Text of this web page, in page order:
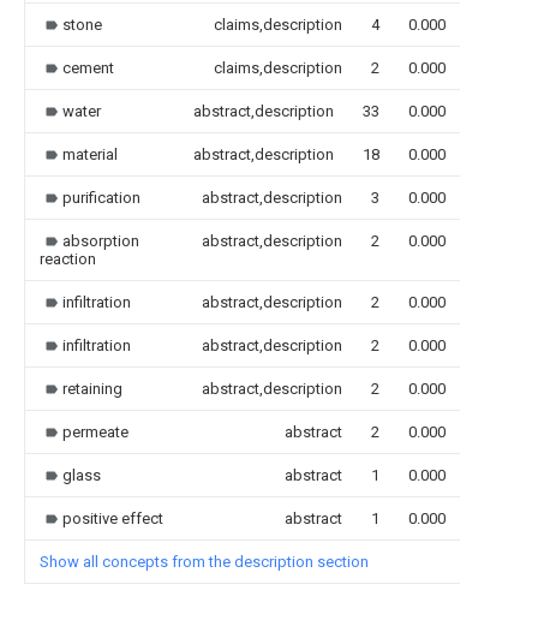
stone claims,description 4 0.000
cement claims,description 2 0.000
water abstract,description 33 0.000
material abstract,description 18 0.000
purification abstract,description 3 0.000
absorption
reaction
abstract,description 2 0.000
infiltration abstract,description 2 0.000
infiltration abstract,description 2 0.000
retaining abstract,description 2 0.000
permeate abstract 2 0.000
glass abstract 1 0.000
positive effect abstract 1 0.000
Show all concepts from the description section